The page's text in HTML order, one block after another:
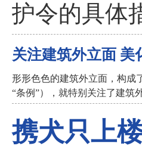
护令的具体
关注建筑外立面 美
形形色色的建筑外立面，构成
“条例”），就特别关注了建筑
携犬只上